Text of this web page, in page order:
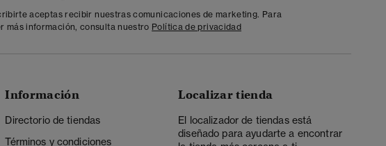
aceptas recibir nuestras comunicaciones de marketing. Para
más información, consulta nuestro Política de privacidad
Información
Directorio de tiendas
Términos y condiciones
Localizar tienda
El localizador de tiendas está
diseñado para ayudarte a encontrar